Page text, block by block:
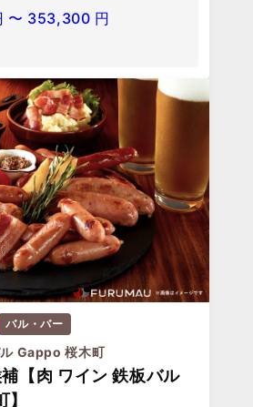
〜 353,300 円
バル・バー
Gappo 桜木町
【肉 ワイン 鉄板バル